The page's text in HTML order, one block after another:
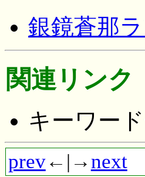
銀鏡蒼那
関連リンク
キーワー
prev←|→next